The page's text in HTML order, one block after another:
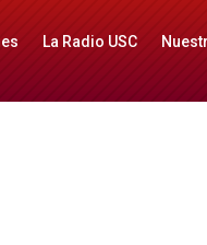
La Radio USC